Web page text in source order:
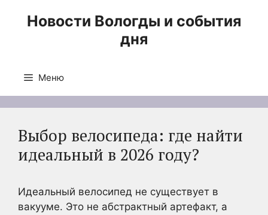
Новости Вологды и события
дня
Меню
Выбор велосипеда: где найти
идеальный в 2026 году?
Идеальный велосипед не существует в
вакууме. Это не абстрактный артефакт, а